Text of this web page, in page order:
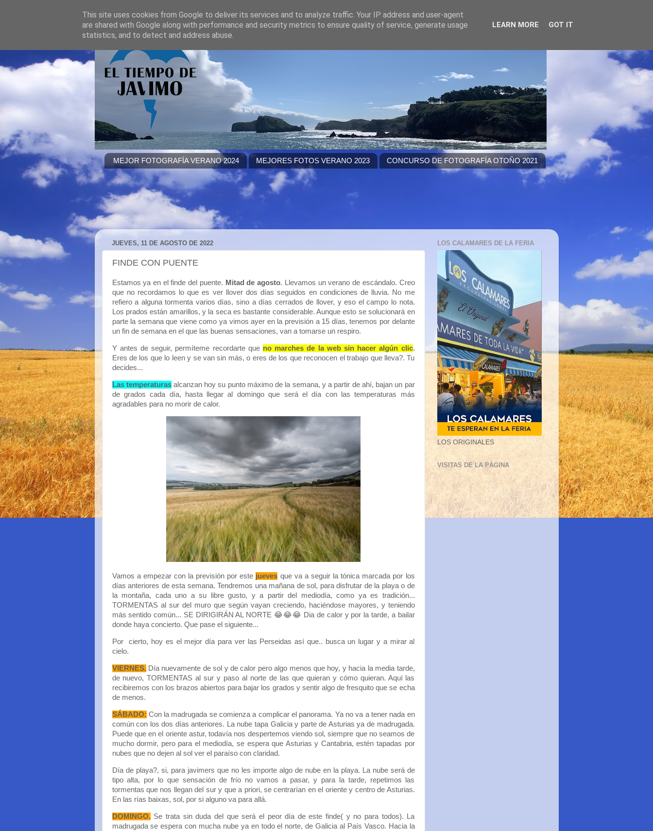
MEJOR FOTOGRAFÍA VERANO 2024 MEJORES FOTOS VERANO 2023 CONCURSO DE FOTOGRAFÍA OTOÑO 2021
JUEVES, 11 DE AGOSTO DE 2022
FINDE CON PUENTE
Estamos ya en el finde del puente. Mitad de agosto. Llevamos un verano de escándalo. Creo
que no recordamos lo que es ver llover dos días seguidos en condiciones de lluvia. No me
refiero a alguna tormenta varios días, sino a días cerrados de llover, y eso el campo lo nota.
Los prados están amarillos, y la seca es bastante considerable. Aunque esto se solucionará en
parte la semana que viene como ya vimos ayer en la previsión a 15 días, tenemos por delante
un fin de semana en el que las buenas sensaciones, van a tomarse un respiro.
Y antes de seguir, permíteme recordarte que no marches de la web sin hacer algún clic.
Eres de los que lo leen y se van sin más, o eres de los que reconocen el trabajo que lleva?. Tu
decides...
Las temperaturasalcanzan hoy su punto máximo de la semana, y a partir de ahí, bajan un par
de grados cada día, hasta llegar al domingo que será el día con las temperaturas más
agradables para no morir de calor.
Vamos a empezar con la previsión por este jueves que va a seguir la tónica marcada por los
días anteriores de esta semana. Tendremos una mañana de sol, para disfrutar de la playa o de
la montaña, cada uno a su libre gusto, y a partir del mediodía, como ya es tradición...
TORMENTAS al sur del muro que según vayan creciendo, haciéndose mayores, y teniendo
más sentido común... SE DIRIGIRÁN AL NORTE 😂😂😂 Dia de calor y por la tarde, a bailar
donde haya concierto. Que pase el siguiente...
Por cierto, hoy es el mejor día para ver las Perseidas así que.. busca un lugar y a mirar al
cielo.
VIERNES. Día nuevamente de sol y de calor pero algo menos que hoy, y hacia la media tarde,
de nuevo, TORMENTAS al sur y paso al norte de las que quieran y cómo quieran. Aquí las
recibiremos con los brazos abiertos para bajar los grados y sentir algo de fresquito que se echa
de menos.
SÁBADO: Con la madrugada se comienza a complicar el panorama. Ya no va a tener nada en
común con los dos días anteriores. La nube tapa Galicia y parte de Asturias ya de madrugada.
Puede que en el oriente astur, todavía nos despertemos viendo sol, siempre que no seamos de
mucho dormir, pero para el mediodía, se espera que Asturias y Cantabria, estén tapadas por
nubes que no dejen al sol ver el paraíso con claridad.
Día de playa?, si, para javimers que no les importe algo de nube en la playa. La nube será de
tipo alta, por lo que sensación de frío no vamos a pasar, y para la tarde, repetimos las
tormentas que nos llegan del sur y que a priori, se centrarían en el oriente y centro de Asturias.
En las rías baixas, sol, por si alguno va para allá.
DOMINGO. Se trata sin duda del que será el peor día de este finde( y no para todos). La
madrugada se espera con mucha nube ya en todo el norte, de Galicia al País Vasco. Hacia la
LOS CALAMARES DE LA FERIA
LOS ORIGINALES
VISITAS DE LA PÁGINA
This site uses cookies from Google to deliver its services and to analyze traffic. Your IP address and user-agent
are shared with Google along with performance and security metrics to ensure quality of service, generate usage
statistics, and to detect and address abuse.
LEARN MORE GOT IT